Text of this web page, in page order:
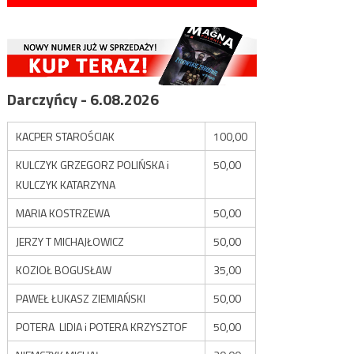
Darczyńcy - 6.08.2026
KACPER STAROŚCIAK
100,00
KULCZYK GRZEGORZ POLIŃSKA i
KULCZYK KATARZYNA
50,00
MARIA KOSTRZEWA
50,00
JERZY T MICHAJŁOWICZ
50,00
KOZIOŁ BOGUSŁAW
35,00
PAWEŁ ŁUKASZ ZIEMIAŃSKI
50,00
POTERA LIDIA i POTERA KRZYSZTOF
50,00